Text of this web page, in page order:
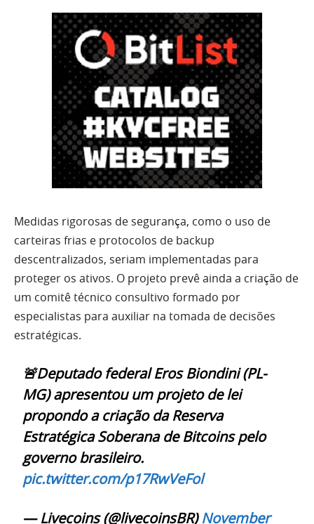
Medidas rigorosas de segurança, como o uso de
carteiras frias e protocolos de backup
descentralizados, seriam implementadas para
proteger os ativos. O projeto prevê ainda a criação de
um comitê técnico consultivo formado por
especialistas para auxiliar na tomada de decisões
estratégicas.
🚨Deputado federal Eros Biondini (PL-
MG) apresentou um projeto de lei
propondo a criação da Reserva
Estratégica Soberana de Bitcoins pelo
governo brasileiro.
pic.twitter.com/p17RwVeFol
— Livecoins (@livecoinsBR)November